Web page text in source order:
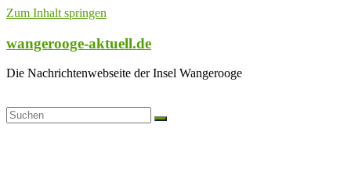
Zum Inhalt springen
wangerooge-aktuell.de
Die Nachrichtenwebseite der Insel Wangerooge